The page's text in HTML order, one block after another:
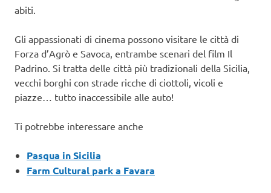
abiti.
Gli appassionati di cinema possono visitare le città di
Forza d’Agrò e Savoca, entrambe scenari del film Il
Padrino. Si tratta delle città più tradizionali della Sicilia,
vecchi borghi con strade ricche di ciottoli, vicoli e
piazze… tutto inaccessibile alle auto!
Ti potrebbe interessare anche
Pasqua in Sicilia
Farm Cultural park a Favara